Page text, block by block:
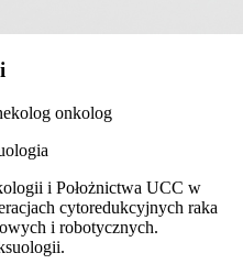
onkolog
i Położnictwa UCC w
cytoredukcyjnych raka
i robotycznych.